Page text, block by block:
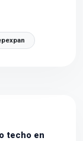
techo en